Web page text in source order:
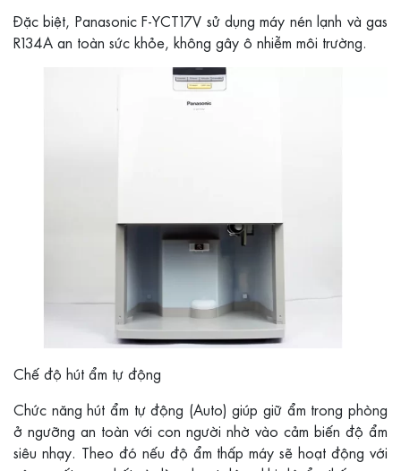
Đặc biệt, Panasonic F-YCT17V sử dụng máy nén lạnh và gas
R134A an toàn sức khỏe, không gây ô nhiễm môi trường.
Chế độ hút ẩm tự động
Chức năng hút ẩm tự động (Auto) giúp giữ ẩm trong phòng
ở ngưỡng an toàn với con người nhờ vào cảm biến độ ẩm
siêu nhạy. Theo đó nếu độ ẩm thấp máy sẽ hoạt động với